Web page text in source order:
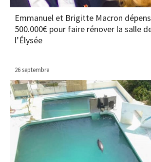
Emmanuel et Brigitte Macron
500.000€ pour faire rénover la salle
l’Élysée
26 septembre